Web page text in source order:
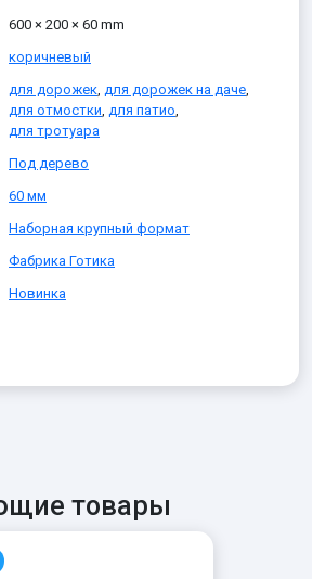
600 × 200 × 60 mm
коричневый
для дорожек, для дорожек на даче,
для отмостки, для патио,
для тротуара
Под дерево
60 мм
Наборная крупный формат
Фабрика Готика
Новинка
товары